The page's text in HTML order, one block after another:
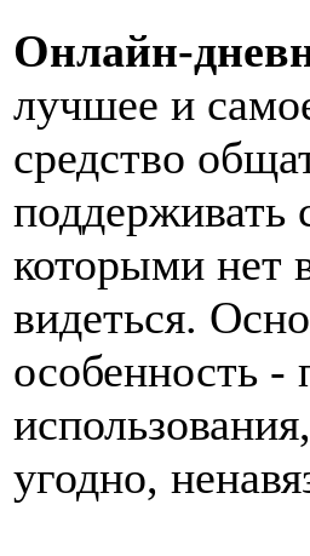
Онлайн-
лучшее и
средство
поддерживать
которыми нет
видеться.
особенность -
угодно,